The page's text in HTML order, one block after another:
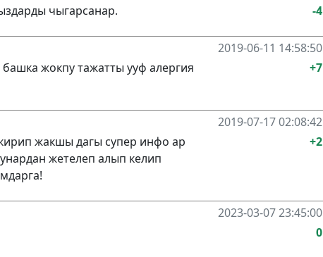
чыгарсанар.
-4
2019-06-11 14:58:50
жокпу тажатты ууф алергия
+7
2019-07-17 02:08:42
жакшы дагы супер инфо ар
жетелеп алып келип
+2
2023-03-07 23:45:00
0